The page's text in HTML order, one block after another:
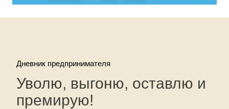
Дневник предпринимателя
Уволю, выгоню, оставлю и
премирую!